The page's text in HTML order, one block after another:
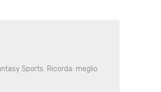
Sports. Ricorda: meglio